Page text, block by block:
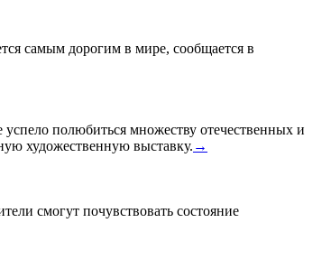
самым дорогим в мире, сообщается в
полюбиться множеству отечественных и
художественную выставку. →
смогут почувствовать состояние